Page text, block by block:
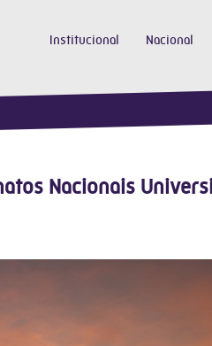
Institucional Nacional
Nacionais